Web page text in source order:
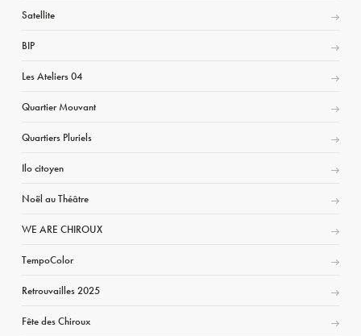
Satellite
BIP
Les Ateliers 04
Quartier Mouvant
Quartiers Pluriels
Ilo citoyen
Noël au Théâtre
WE ARE CHIROUX
TempoColor
Retrouvailles 2025
Fête des Chiroux